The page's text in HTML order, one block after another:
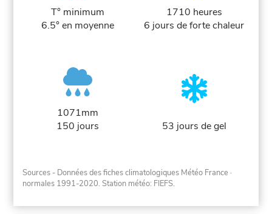
T° minimum
6.5° en moyenne
1710 heures
6 jours de forte chaleur
1071mm
150 jours
53 jours de gel
Sources - Données des fiches climatologiques Météo France ·
normales 1991-2020. Station météo: FIEFS.